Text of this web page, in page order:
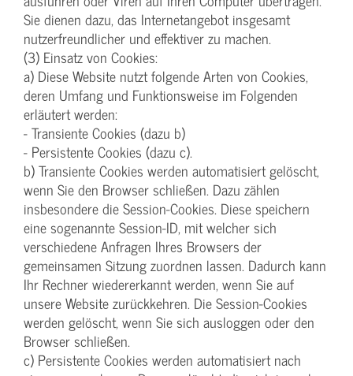
Sie dienen dazu, das Internetangebot insgesamt
nutzerfreundlicher und effektiver zu machen.
(3) Einsatz von Cookies:
a) Diese Website nutzt folgende Arten von Cookies,
deren Umfang und Funktionsweise im Folgenden
erläutert werden:
- Transiente Cookies (dazu b)
- Persistente Cookies (dazu c).
b) Transiente Cookies werden automatisiert gelöscht,
wenn Sie den Browser schließen. Dazu zählen
insbesondere die Session-Cookies. Diese speichern
eine sogenannte Session-ID, mit welcher sich
verschiedene Anfragen Ihres Browsers der
gemeinsamen Sitzung zuordnen lassen. Dadurch kann
Ihr Rechner wiedererkannt werden, wenn Sie auf
unsere Website zurückkehren. Die Session-Cookies
werden gelöscht, wenn Sie sich ausloggen oder den
Browser schließen.
c) Persistente Cookies werden automatisiert nach